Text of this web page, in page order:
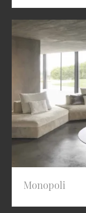
Monopoli